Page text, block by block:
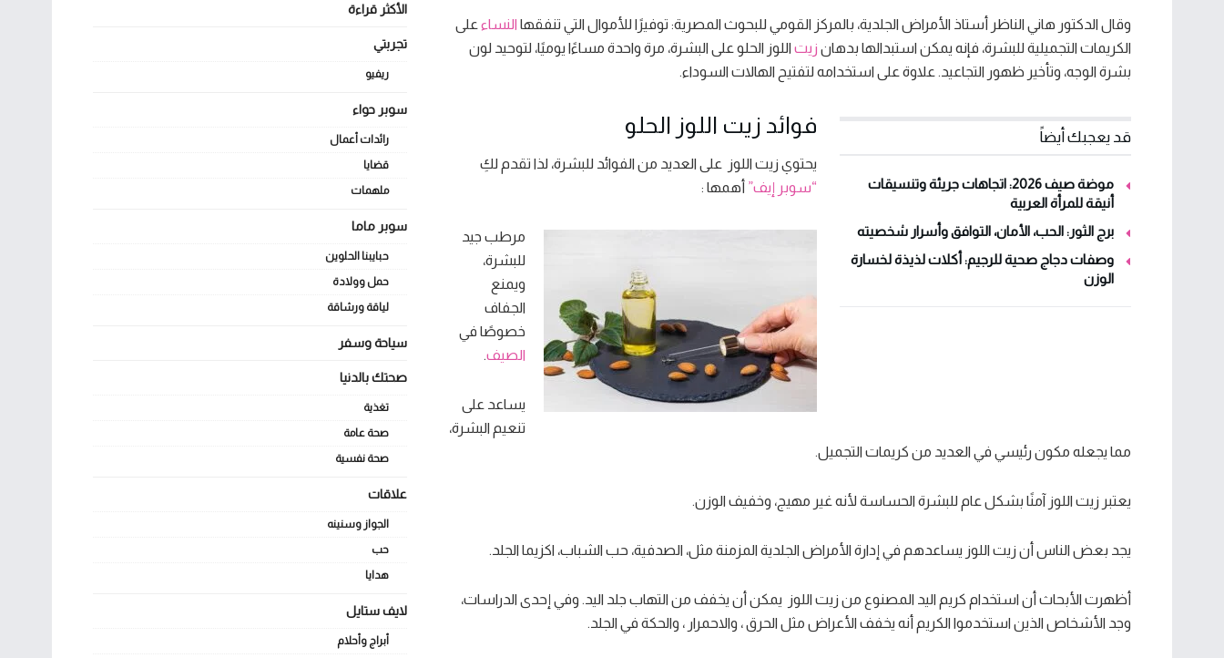
وقال الدكتور هاني الناظر أستاذ الأمراض الجلدية، بالمركز القومي للبحوث المصرية: توفيرًا للأموال التي تنفقها النساء على
الكريمات التجميلية للبشرة، فإنه يمكن استبدالها بدهان زيت اللوز الحلو على البشرة، مرة واحدة مساءًا يوميًا، لتوحيد لون
بشرة الوجه، وتأخير ظهور التجاعيد. علاوة على استخدامه لتفتيح الهالات السوداء.
قد يعجبك أيضاً
موضة صيف 2026: اتجاهات جريئة وتنسيقات
أنيقة للمرأة العربية
برج الثور: الحب، الأمان، التوافق وأسرار شخصيته
وصفات دجاج صحية للرجيم: أكلات لذيذة لخسارة
الوزن
فوائد زيت اللوز الحلو
يحتوي زيت اللوز على العديد من الفوائد للبشرة، لذا تقدم لكِ
“سوبر إيف” أهمها :
مرطب جيد
للبشرة،
ويمنع
الجفاف
خصوصًا في
الصيف.
يساعد على
تنعيم البشرة،
مما يجعله مكون رئيسي في العديد من كريمات التجميل.
يعتبر زيت اللوز آمنًا بشكل عام للبشرة الحساسة لأنه غير مهيج، وخفيف الوزن.
يجد بعض الناس أن زيت اللوز يساعدهم في إدارة الأمراض الجلدية المزمنة مثل، الصدفية، حب الشباب، اكزيما الجلد.
أظهرت الأبحاث أن استخدام كريم اليد المصنوع من زيت اللوز يمكن أن يخفف من التهاب جلد اليد. وفي إحدى الدراسات،
وجد الأشخاص الذين استخدموا الكريم أنه يخفف الأعراض مثل الحرق ، والاحمرار ، والحكة في الجلد.
الأكثر قراءة
تجربتي
ريفيو
سوبر حواء
رائدات أعمال
قضايا
ملهمات
سوبر ماما
حبايبنا الحلوين
حمل وولادة
لياقة ورشاقة
سياحة وسفر
صحتك بالدنيا
تغذية
صحة عامة
صحة نفسية
علاقات
الجواز وسنينه
حب
هدايا
لايف ستايل
أبراج وأحلام